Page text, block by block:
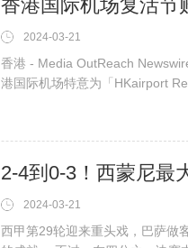
2024-03-21
香港 - Media OutReach
港国际机场特意为「HKairport
2024-03-21
西甲第29轮迎来重头戏，巴萨做